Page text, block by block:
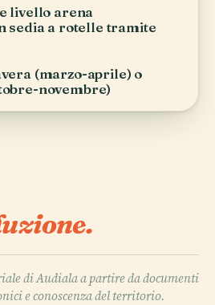
livello arena
sedia a rotelle tramite
(marzo-aprile) o
novembre)
di Audiala a partire da documenti
e conoscenza del territorio.